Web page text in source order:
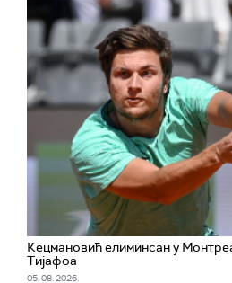
Кецмановић елиминсан у
Тијафоа
05. 08. 2026.